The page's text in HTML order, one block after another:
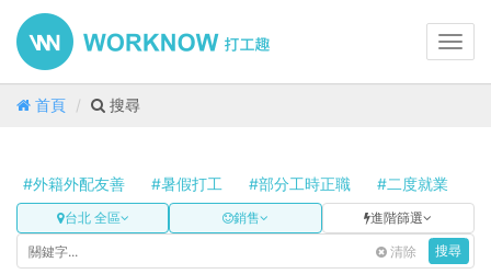
首頁 搜尋
#外籍外配友善 #暑假打工 #部分工時正職 #二度就業
台北 全區 銷售 進階篩選
清除 搜尋